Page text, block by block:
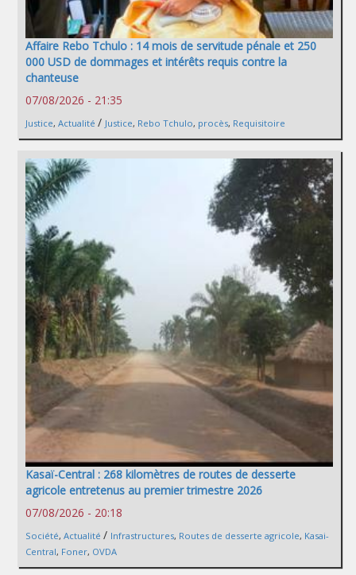
Affaire Rebo Tchulo : 14 mois de servitude pénale et 250
000 USD de dommages et intérêts requis contre la
chanteuse
07/08/2026 - 21:35
Justice, Actualité / Justice, Rebo Tchulo, procès, Requisitoire
Kasaï-Central : 268 kilomètres de routes de desserte
agricole entretenus au premier trimestre 2026
07/08/2026 - 20:18
Société, Actualité / Infrastructures, Routes de desserte agricole, Kasai-
Central, Foner, OVDA